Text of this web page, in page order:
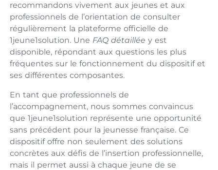
recommandons vivement aux jeunes et aux
professionnels de l’orientation de consulter
régulièrement la plateforme officielle de
1jeune1solution. Une FAQ détaillée y est
disponible, répondant aux questions les plus
fréquentes sur le fonctionnement du dispositif et
ses différentes composantes.
En tant que professionnels de
l’accompagnement, nous sommes convaincus
que 1jeune1solution représente une opportunité
sans précédent pour la jeunesse française. Ce
dispositif offre non seulement des solutions
concrètes aux défis de l’insertion professionnelle,
mais il permet aussi à chaque jeune de se